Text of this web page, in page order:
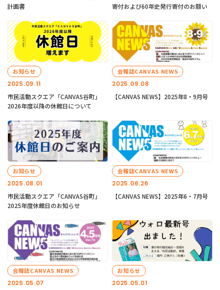
計画書
寄付および60年史発行寄付のお願い
2025.09.11
お知らせ
市民活動スクエア「CANVAS谷町」
2026年度以降の休館日について
2025.09.08
会報誌CANVAS NEWS
【CANVAS NEWS】2025年8・9月号
2025.08.01
お知らせ
市民活動スクエア「CANVAS谷町」
2025年度休館日のお知らせ
2025.06.26
会報誌CANVAS NEWS
【CANVAS NEWS】2025年6・7月号
2025.05.07
会報誌CANVAS NEWS
2025.05.01
お知らせ